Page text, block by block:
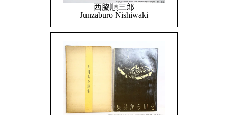
西脇順三郎
Junzaburo Nishiwaki